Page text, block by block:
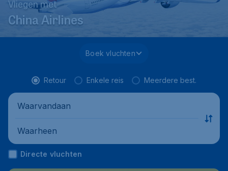
Vliegen met
China Airlines
Boek vluchten
Retour Enkele reis Meerdere best.
Waarvandaan
Waarheen
Directe vluchten